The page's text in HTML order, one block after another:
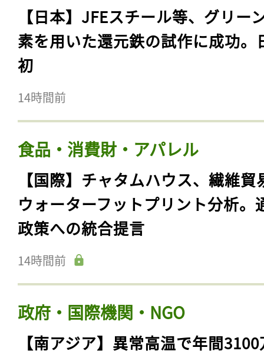
【日本】JFEスチール等、グリー
素を用いた還元鉄の試作に成功。
初
14時間前
食品・消費財・アパレル
【国際】チャタムハウス、繊維貿
ウォーターフットプリント分析。
政策への統合提言
14時間前
政府・国際機関・NGO
【南アジア】異常高温で年間